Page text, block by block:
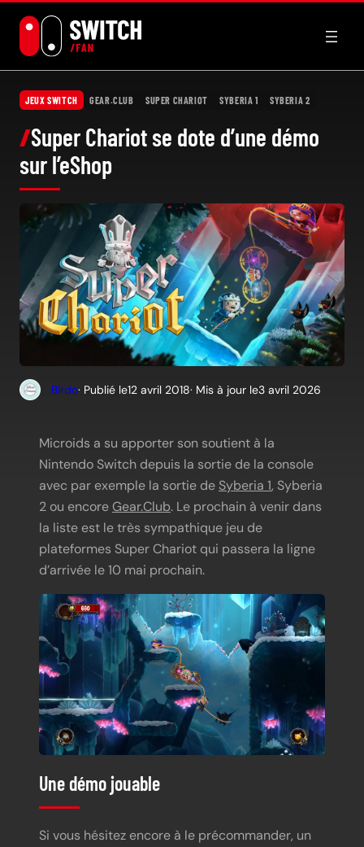
contenu
JEUX SWITCH GEAR.CLUB SUPER CHARIOT SYBERIA 1 SYBERIA 2
Super Chariot se dote d’une démo
sur l’eShop
Birdo· Publié le12 avril 2018· Mis à jour le3 avril 2026
Microids a su apporter son soutient à la
Nintendo Switch depuis la sortie de la console
avec par exemple la sortie de Syberia 1, Syberia
2 ou encoreGear.Club. Le prochain à venir dans
la liste est le très sympathique jeu de
plateformes Super Chariot qui passera la ligne
d’arrivée le 10 mai prochain.
Une démo jouable
Si vous hésitez encore à le précommander, un